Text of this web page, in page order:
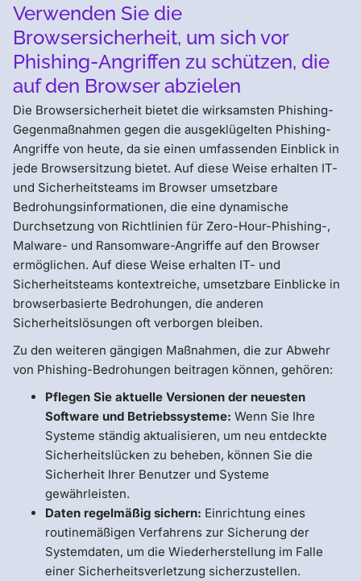
Verwenden Sie die
Browsersicherheit, um sich vor
Phishing-Angriffen zu schützen, die
auf den Browser abzielen
Die Browsersicherheit bietet die wirksamsten Phishing-
Gegenmaßnahmen gegen die ausgeklügelten Phishing-
Angriffe von heute, da sie einen umfassenden Einblick in
jede Browsersitzung bietet. Auf diese Weise erhalten IT-
und Sicherheitsteams im Browser umsetzbare
Bedrohungsinformationen, die eine dynamische
Durchsetzung von Richtlinien für Zero-Hour-Phishing-,
Malware- und Ransomware-Angriffe auf den Browser
ermöglichen. Auf diese Weise erhalten IT- und
Sicherheitsteams kontextreiche, umsetzbare Einblicke in
browserbasierte Bedrohungen, die anderen
Sicherheitslösungen oft verborgen bleiben.
Zu den weiteren gängigen Maßnahmen, die zur Abwehr
von Phishing-Bedrohungen beitragen können, gehören:
Pflegen Sie aktuelle Versionen der neuesten
Software und Betriebssysteme: Wenn Sie Ihre
Systeme ständig aktualisieren, um neu entdeckte
Sicherheitslücken zu beheben, können Sie die
Sicherheit Ihrer Benutzer und Systeme
gewährleisten.
Daten regelmäßig sichern: Einrichtung eines
routinemäßigen Verfahrens zur Sicherung der
Systemdaten, um die Wiederherstellung im Falle
einer Sicherheitsverletzung sicherzustellen.